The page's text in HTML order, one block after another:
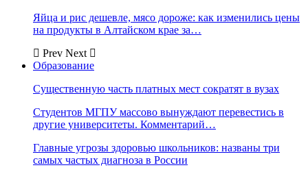
Яйца и рис дешевле, мясо дороже: как изменились цены
на продукты в Алтайском крае за…
Prev Next
Образование
Существенную часть платных мест сократят в вузах
Студентов МГПУ массово вынуждают перевестись в
другие университеты. Комментарий…
Главные угрозы здоровью школьников: названы три
самых частых диагноза в России